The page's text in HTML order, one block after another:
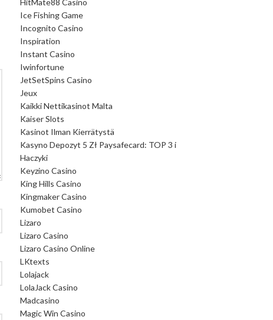
Ice Fishing Game
Incognito Casino
Inspiration
Instant Casino
Iwinfortune
JetSetSpins Casino
Jeux
Kaikki Nettikasinot Malta
Kaiser Slots
Kasinot Ilman Kierrätystä
Kasyno Depozyt 5 Zł Paysafecard: TOP 3 i
Haczyki
Keyzino Casino
King Hills Casino
Kingmaker Casino
Kumobet Casino
Lizaro
Lizaro Casino
Lizaro Casino Online
LKtexts
Lolajack
LolaJack Casino
Madcasino
Magic Win Casino